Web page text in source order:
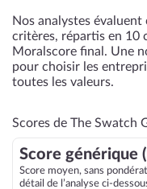
Nos analystes
critères, répartis en 10
Moralscore final. Une
pour choisir les
toutes les valeurs.
Scores de The Swatch
Score générique
Score moyen, sans
détail de l’analyse ci-